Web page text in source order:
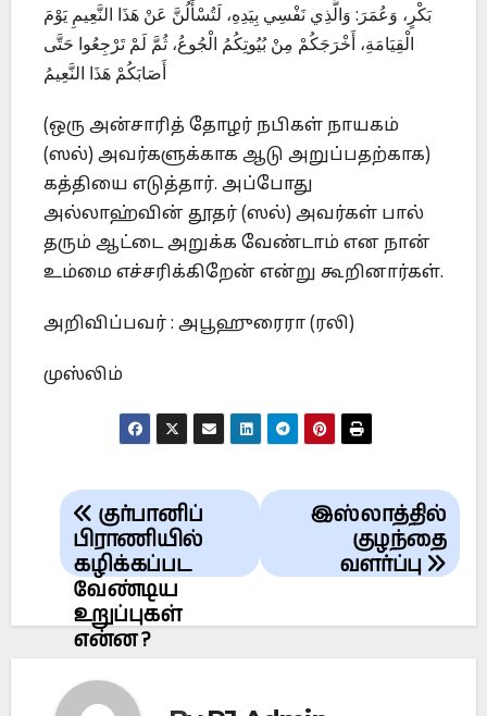
بَكْرٍ، وَعُمَرَ: وَالَّذِي نَفْسِي بِيَدِهِ، لَتُسْأَلُنَّ عَنْ هَذَا النَّعِيمِ يَوْمَ
الْقِيَامَةِ، أَخْرَجَكُمْ مِنْ بُيُوتِكُمُ الْجُوعُ، ثُمَّ لَمْ تَرْجِعُوا حَتَّى
أَصَابَكُمْ هَذَا النَّعِيمُ
(ஒரு அன்சாரித் தோழர் நபிகள் நாயகம்
(ஸல்) அவர்களுக்காக ஆடு அறுப்பதற்காக)
கத்தியை எடுத்தார். அப்போது
அல்லாஹ்வின் தூதர் (ஸல்) அவர்கள் பால்
தரும் ஆட்டை அறுக்க வேண்டாம் என நான்
உம்மை எச்சரிக்கிறேன் என்று கூறினார்கள்.
அறிவிப்பவர் : அபூஹுரைரா (ரலி)
முஸ்லிம்
Post
navigation
இஸ்லாத்தில்
குழந்தை
வளர்ப்பு
குர்பானிப்
பிராணியில்
கழிக்கப்பட
வேண்டிய
உறுப்புகள்
என்ன ?